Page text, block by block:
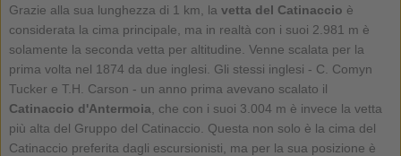
Grazie alla sua lunghezza di 1 km, la vetta del Catinaccio è
considerata la cima principale, ma in realtà con i suoi 2.981 m è
solamente la seconda vetta per altitudine. Venne scalata per la
prima volta nel 1874 da due inglesi. Gli stessi inglesi - C. Comyn
Tucker e T.H. Carson - un anno prima avevano scalato il
Catinaccio d'Antermoia , che con i suoi 3.004 m è invece la vetta
più alta del Gruppo del Catinaccio. Questa non solo è la cima del
Catinaccio preferita dagli escursionisti, ma per la sua posizione è